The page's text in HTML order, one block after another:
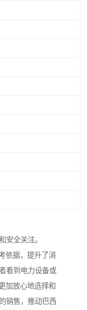
安全关注。
依据，提升了消
看到电力设备或
加放心地选择和
销售，推动巴西